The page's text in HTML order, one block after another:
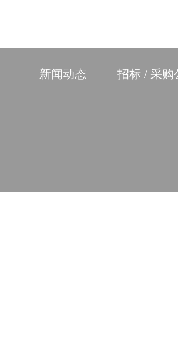
新闻动态 招标 / 采购